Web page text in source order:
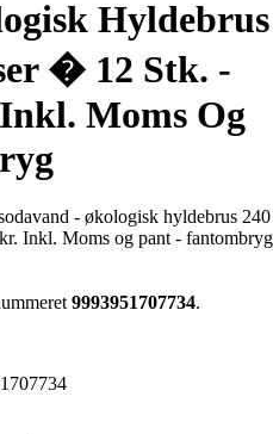
Hyldebrus
� 12 Stk. -
Moms Og
- økologisk hyldebrus 240
Inkl. Moms og pant - fantombryg
9993951707734.